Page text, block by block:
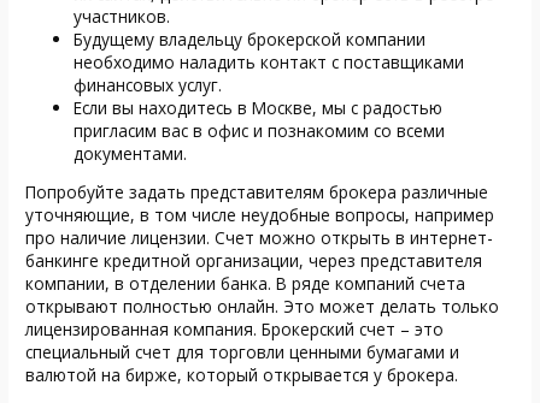
участников.
Будущему владельцу брокерской компании
необходимо наладить контакт с поставщиками
финансовых услуг.
Если вы находитесь в Москве, мы с радостью
пригласим вас в офис и познакомим со всеми
документами.
Попробуйте задать представителям брокера различные
уточняющие, в том числе неудобные вопросы, например
про наличие лицензии. Счет можно открыть в интернет-
банкинге кредитной организации, через представителя
компании, в отделении банка. В ряде компаний счета
открывают полностью онлайн. Это может делать только
лицензированная компания. Брокерский счет – это
специальный счет для торговли ценными бумагами и
валютой на бирже, который открывается у брокера.